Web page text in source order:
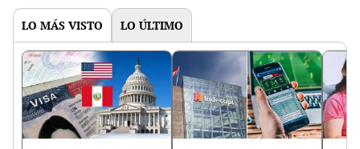
LO MÁS VISTO LO ÚLTIMO